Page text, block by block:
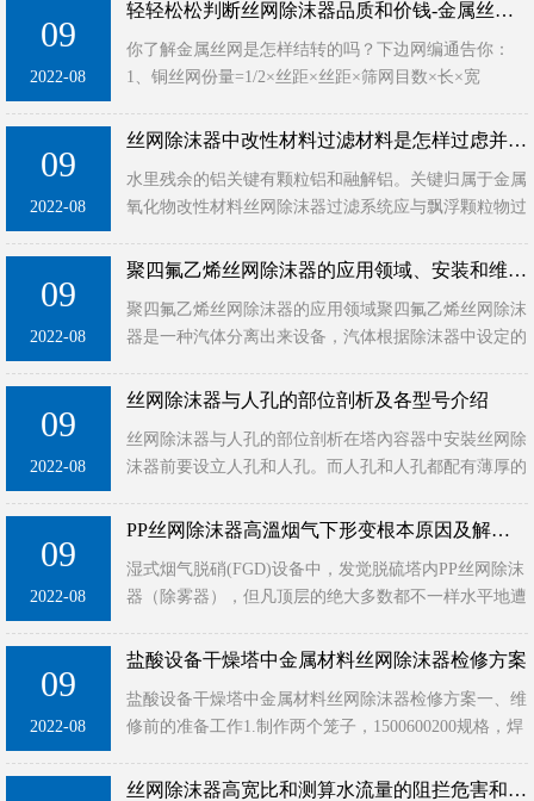
09
2022-08
轻轻松松判断丝网除沫器品质和价钱-金属丝网25个主要参数测算方法归纳
你了解金属丝网是怎样结转的吗？下边网编通告你：
1、铜丝网份量=1/2×丝距×丝距×筛网目数×长×宽
×···
09
2022-08
丝网除沫器中改性材料过滤材料是怎样过虑并除污的全过程基本原理
水里残余的铝关键有颗粒铝和融解铝。关键归属于金属
氧化物改性材料丝网除沫器过滤系统应与飘浮颗粒物过
系统的表层触碰或···
09
2022-08
聚四氟乙烯丝网除沫器的应用领域、安装和维护有哪些细节
聚四氟乙烯丝网除沫器的应用领域聚四氟乙烯丝网除沫
器是一种汽体分离出来设备，汽体根据除沫器中设定的
空气中0.3μm···
09
2022-08
丝网除沫器与人孔的部位剖析及各型号介绍
丝网除沫器与人孔的部位剖析在塔內容器中安裝丝网除
沫器前要设立人孔和人孔。而人孔和人孔都配有薄厚的
米或150mm···
09
2022-08
PP丝网除沫器高溫烟气下形变根本原因及解决方法
湿式烟气脱硝(FGD)设备中，发觉脱硫塔内PP丝网除沫
器（除雾器），但凡顶层的绝大多数都不一样水平地遭
改措施。1···
09
2022-08
盐酸设备干燥塔中金属材料丝网除沫器检修方案
盐酸设备干燥塔中金属材料丝网除沫器检修方案一、维
修前的准备工作1.制作两个笼子，1500600200规格，焊
护···
丝网除沫器高宽比和测算水流量的阻拦危害和安装方法